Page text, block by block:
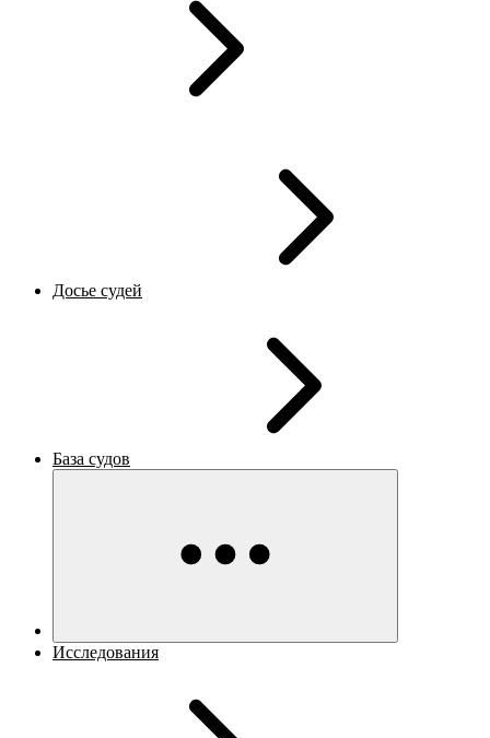
Досье судей
База судов
Исследования